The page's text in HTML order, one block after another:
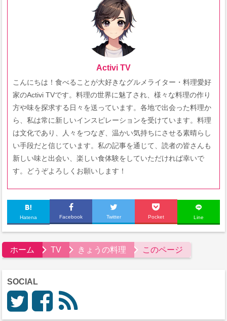
Activi TV
こんにちは！食べることが大好きなグルメライター・料理愛好
家のActivi TVです。料理の世界に魅了され、様々な料理の作り
方や味を探求する日々を送っています。各地で出会った料理か
ら、私は常に新しいインスピレーションを受けています。料理
は文化であり、人々をつなぎ、温かい気持ちにさせる素晴らし
い手段だと信じています。私の記事を通じて、読者の皆さんも
新しい味と出会い、楽しい食体験をしていただければ幸いで
す。どうぞよろしくお願いします！
Hatena Facebook Twitter Pocket Line
ホーム TV きょうの料理 このページ
SOCIAL